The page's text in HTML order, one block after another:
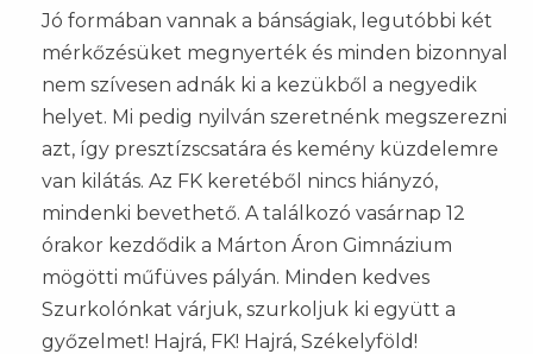
Jó formában vannak a bánságiak, legutóbbi két
mérkőzésüket megnyerték és minden bizonnyal
nem szívesen adnák ki a kezükből a negyedik
helyet. Mi pedig nyilván szeretnénk megszerezni
azt, így presztízscsatára és kemény küzdelemre
van kilátás. Az FK keretéből nincs hiányzó,
mindenki bevethető. A találkozó vasárnap 12
órakor kezdődik a Márton Áron Gimnázium
mögötti műfüves pályán. Minden kedves
Szurkolónkat várjuk, szurkoljuk ki együtt a
győzelmet! Hajrá, FK! Hajrá, Székelyföld!